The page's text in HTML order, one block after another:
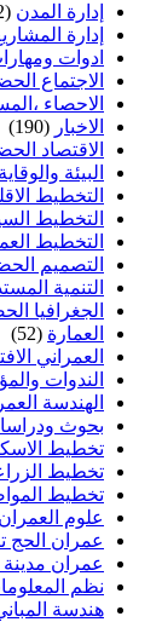
إدارة المدن (22)
إدارة
ادوات
الاجتماع
الاحصاء
الاخبار (190)
الاقتصاد
البيئة
التخطيط
التخطيط
التخطيط
التصميم
التنمية
الجغرافيا
العمارة (52)
العمراني
الندوات
الهندسة
بحوث
تخطيط
تخطيط
تخطيط
علوم العمران
عمران الحج
عمران مدينة
نظم
هندسة